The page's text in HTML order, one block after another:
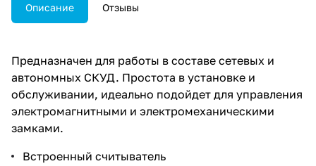
Описание Отзывы
Предназначен для работы в составе сетевых и
автономных СКУД. Простота в установке и
обслуживании, идеально подойдет для управления
электромагнитными и электромеханическими
замками.
Встроенный считыватель